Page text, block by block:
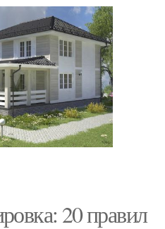
20 правил